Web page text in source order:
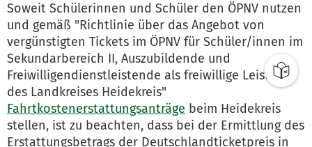
Soweit Schülerinnen und Schüler den ÖPNV nutzen
und gemäß "Richtlinie über das Angebot von
vergünstigten Tickets im ÖPNV für Schüler/innen im
Sekundarbereich II, Auszubildende und
Freiwilligendienstleistende als freiwillige Leistung
des Landkreises Heidekreis"
Fahrtkostenerstattungsanträge beim Heidekreis
stellen, ist zu beachten, dass bei der Ermittlung des
Erstattungsbetrags der Deutschlandticketpreis in